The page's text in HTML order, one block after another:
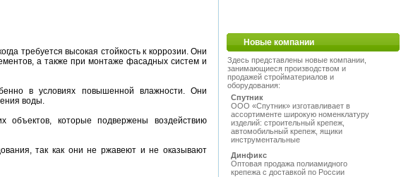
требуется высокая стойкость к коррозии. Они
а также при монтаже фасадных систем и
в условиях повышенной влажности. Они
воды.
которые подвержены воздействию
так как они не ржавеют и не оказывают
Новые компании
Здесь представлены новые компании,
занимающиеся производством и
продажей стройматериалов и
оборудования:
Спутник
ООО «Спутник» изготавливает в
ассортименте широкую номенклатуру
изделий: строительный крепеж,
автомобильный крепеж, ящики
инструментальные
Динфикс
Оптовая продажа полиамидного
крепежа с доставкой по России